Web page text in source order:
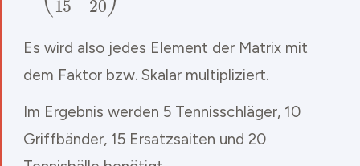
Es wird also jedes Element der Matrix mit
dem Faktor bzw. Skalar multipliziert.
Im Ergebnis werden 5 Tennisschläger, 10
Griffbänder, 15 Ersatzsaiten und 20